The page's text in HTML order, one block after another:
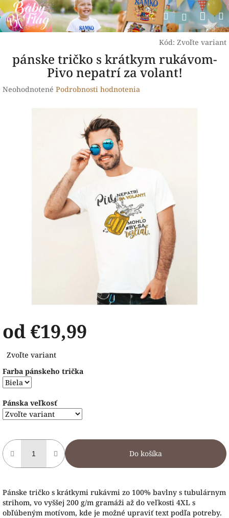
Prejsť
na
obsah
Hľadať
Kód: Zvoľte variant
pánske tričko s krátkym rukávom-
Pivo nepatrí za volant!
Priemerné
Neohodnotené Podrobnosti hodnotenia
od €19,99
cena:
Zvoľte variant
Farba pánskeho trička
Pánska veľkosť
Do košíka
Pánske tričko s krátkymi rukávmi zo 100% bavlny s tubulárnym
strihom, vo vyššej 200 g/m gramáži až do veľkosti 4XL s
obľúbeným motívom, kde je možné upraviť text podľa potreby.